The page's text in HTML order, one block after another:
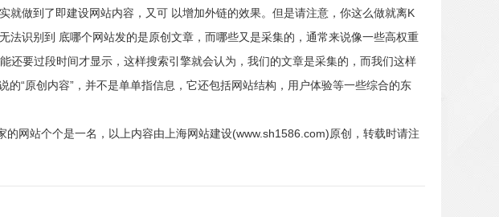
做到了即建设网站内容，又可 以增加外链的效果。但是请注意，你这么做就离K
识别到 底哪个网站发的是原创文章，而哪些又是采集的，通常来说像一些高权重
要过段时间才显示，这样搜索引擎就会认为，我们的文章是采集的，而我们这样
“原创内容”，并不是单单指信息，它还包括网站结构，用户体验等一些综合的东
网站个个是一名，以上内容由上海网站建设(www.sh1586.com)原创，转载时请注